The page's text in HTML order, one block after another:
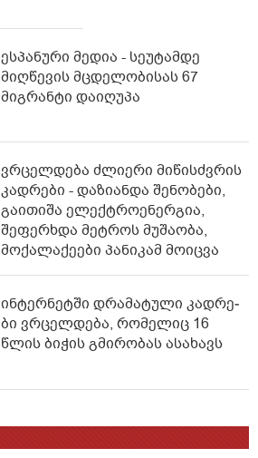
ესპანური მედია - სეუტამდე
მიღწევის მცდელობისას 67
მიგრანტი დაიღუპა
ვრცელდება ძლიერი მიწისძვრის
კადრები - დაზიანდა შენობები,
გაითიშა ელექტროენერგია,
შეფერხდა მეტროს მუშაობა,
მოქალაქეები პანიკამ მოიცვა
ინ­ტერ­ნეტ­ში დრა­მა­ტუ­ლი კად­რე­
ბი ვრცელდება, რომელიც 16
წლის ბიჭის გმირობას ასახავს